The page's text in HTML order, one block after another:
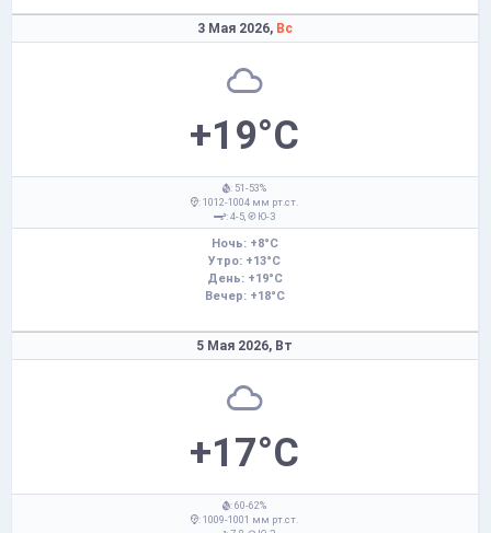
3 Мая 2026, Вс
+19°C
: 51-53%
: 1012-1004 мм рт.ст.
: 4-5,
Ю-З
Ночь: +8°C
Утро: +13°C
День: +19°C
Вечер: +18°C
5 Мая 2026, Вт
+17°C
: 60-62%
: 1009-1001 мм рт.ст.